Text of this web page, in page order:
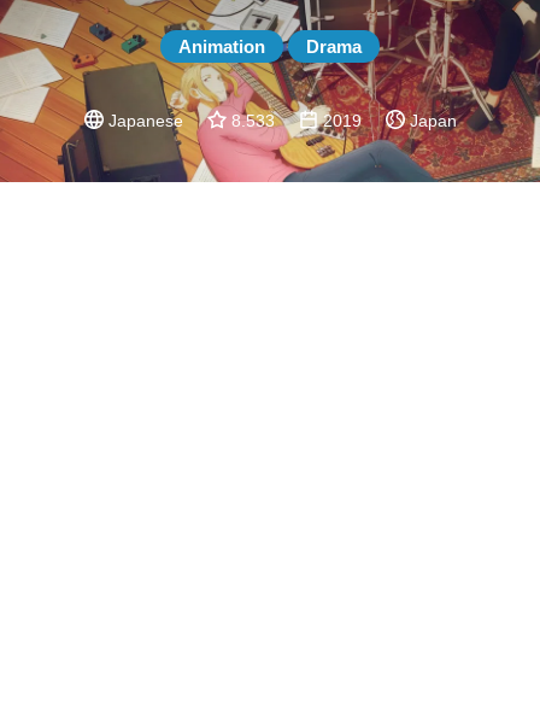
Animation Drama
Japanese 8.533 2019 Japan